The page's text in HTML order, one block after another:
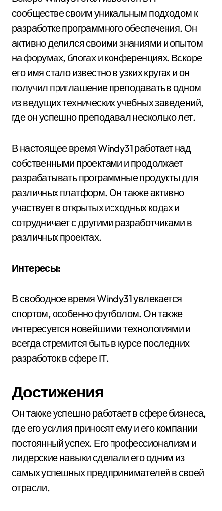
сообществе своим уникальным подходом к
разработке программного обеспечения. Он
активно делился своими знаниями и опытом
на форумах, блогах и конференциях. Вскоре
его имя стало известно в узких кругах и он
получил приглашение преподавать в одном
из ведущих технических учебных заведений,
где он успешно преподавал несколько лет.
В настоящее время Windy31 работает над
собственными проектами и продолжает
разрабатывать программные продукты для
различных платформ. Он также активно
участвует в открытых исходных кодах и
сотрудничает с другими разработчиками в
различных проектах.
Интересы:
В свободное время Windy31 увлекается
спортом, особенно футболом. Он также
интересуется новейшими технологиями и
всегда стремится быть в курсе последних
разработок в сфере IT.
Достижения
Он также успешно работает в сфере бизнеса,
где его усилия приносят ему и его компании
постоянный успех. Его профессионализм и
лидерские навыки сделали его одним из
самых успешных предпринимателей в своей
отрасли.